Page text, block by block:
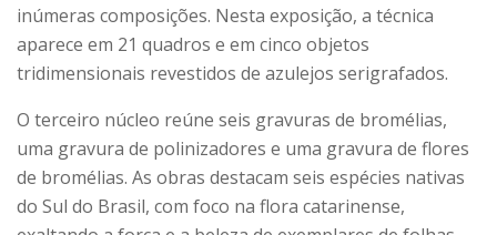
inúmeras composições. Nesta exposição, a técnica
aparece em 21 quadros e em cinco objetos
tridimensionais revestidos de azulejos serigrafados.
O terceiro núcleo reúne seis gravuras de bromélias,
uma gravura de polinizadores e uma gravura de flores
de bromélias. As obras destacam seis espécies nativas
do Sul do Brasil, com foco na flora catarinense,